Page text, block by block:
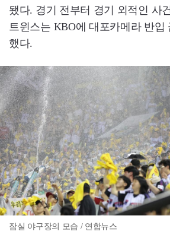
됐다. 경기 전부터 경기 외적인 사
트윈스는 KBO에 대포카메라 반입
했다.
잠실 야구장의 모습 / 연합뉴스